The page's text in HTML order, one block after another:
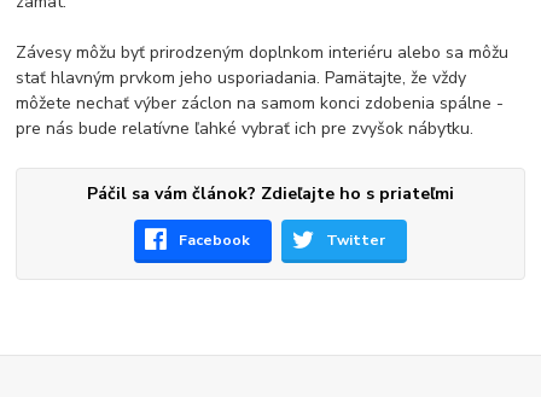
Závesy môžu byť prirodzeným doplnkom interiéru alebo sa môžu
stať hlavným prvkom jeho usporiadania. Pamätajte, že vždy
môžete nechať výber záclon na samom konci zdobenia spálne -
pre nás bude relatívne ľahké vybrať ich pre zvyšok nábytku.
Páčil sa vám článok? Zdieľajte ho s priateľmi
Facebook Twitter